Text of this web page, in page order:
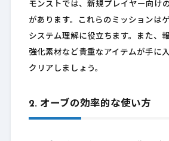
モンストでは、新規プレイヤー向け
があります。これらのミッションは
システム理解に役立ちます。また、
強化素材など貴重なアイテムが手に
クリアしましょう。
2. オーブの効率的な使い方